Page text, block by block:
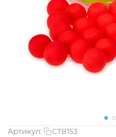
Артикул: CTB153